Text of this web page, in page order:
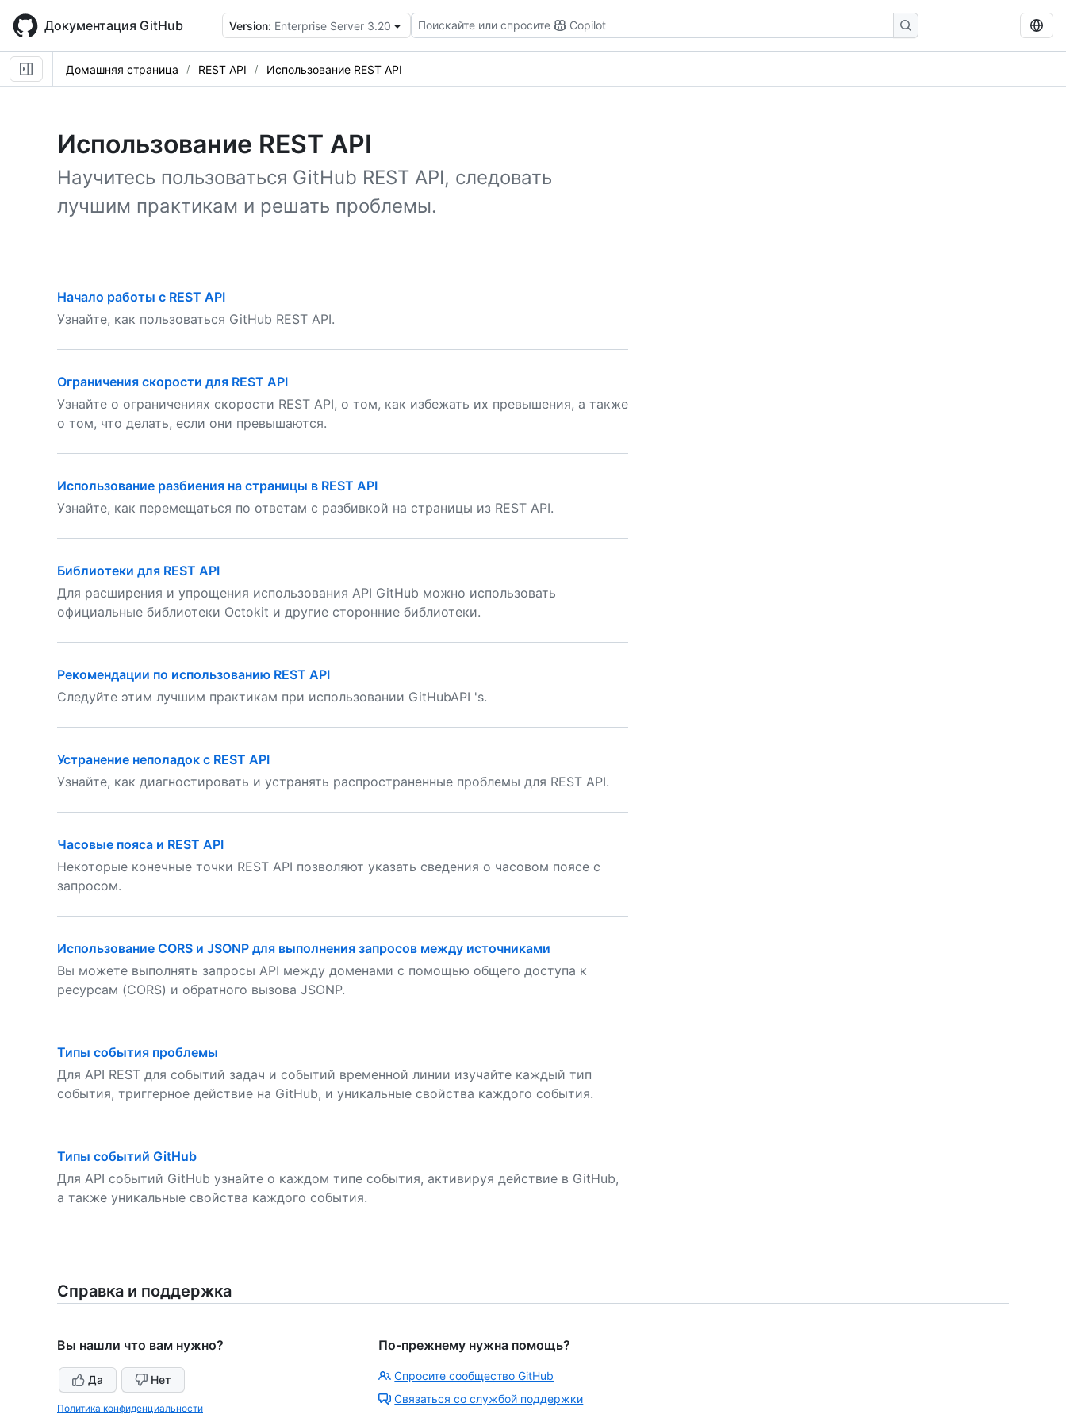
main
content
Документация GitHub Version: Enterprise Server 3.20 Поискайте или спросите Copilot
Домашняя страница REST API Использование REST API
Использование REST API
Научитесь пользоваться GitHub REST API, следовать
лучшим практикам и решать проблемы.
Начало работы с REST API
Узнайте, как пользоваться GitHub REST API.
Ограничения скорости для REST API
Узнайте о ограничениях скорости REST API, о том, как избежать их превышения, а также
о том, что делать, если они превышаются.
Использование разбиения на страницы в REST API
Узнайте, как перемещаться по ответам с разбивкой на страницы из REST API.
Библиотеки для REST API
Для расширения и упрощения использования API GitHub можно использовать
официальные библиотеки Octokit и другие сторонние библиотеки.
Рекомендации по использованию REST API
Следуйте этим лучшим практикам при использовании GitHubAPI 's.
Устранение неполадок с REST API
Узнайте, как диагностировать и устранять распространенные проблемы для REST API.
Часовые пояса и REST API
Некоторые конечные точки REST API позволяют указать сведения о часовом поясе с
запросом.
Использование CORS и JSONP для выполнения запросов между источниками
Вы можете выполнять запросы API между доменами с помощью общего доступа к
ресурсам (CORS) и обратного вызова JSONP.
Типы события проблемы
Для API REST для событий задач и событий временной линии изучайте каждый тип
события, триггерное действие на GitHub, и уникальные свойства каждого события.
Типы событий GitHub
Для API событий GitHub узнайте о каждом типе события, активируя действие в GitHub,
а также уникальные свойства каждого события.
Справка и поддержка
Вы нашли что вам нужно?
Да Нет
Политика конфиденциальности
По-прежнему нужна помощь?
Спросите сообщество GitHub
Связаться со службой поддержки